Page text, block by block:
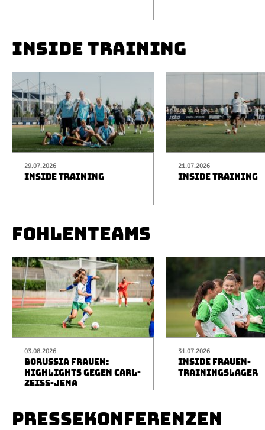
INSIDE TRAINING
29.07.2026
INSIDE TRAINING
21.07.2026
INSIDE TRAINING
FOHLENTEAMS
03.08.2026
BORUSSIA FRAUEN:
HIGHLIGHTS GEGEN CARL-
ZEISS-JENA
31.07.2026
INSIDE FRAUEN-
TRAININGSLAGER
PRESSEKONFERENZEN